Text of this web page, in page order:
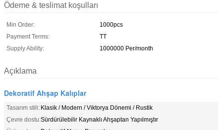
Ödeme & teslimat koşulları
Min Order:
1000pcs
Payment Terms:
TT
Supply Ability:
1000000 Per/month
Açıklama
Dekoratif Ahşap Kalıplar
Tasarım stili: Klasik / Modern / Viktorya Dönemi / Rustik
Çevre dostu:Sürdürülebilir Kaynaklı Ahşaptan Yapılmıştır